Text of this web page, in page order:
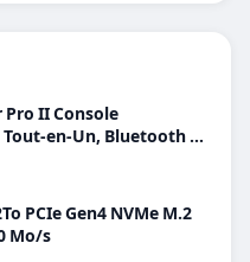
Pro II Console
en-Un, Bluetooth et
PCIe Gen4 NVMe M.2
Mo/s